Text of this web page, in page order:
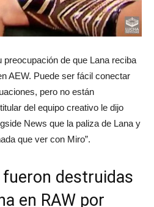
de que Lana reciba
AEW. Puede ser fácil conectar
pero no están
del equipo creativo le dijo
News que la paliza de Lana y
que ver con Miro”.
fueron destruidas
en RAW por